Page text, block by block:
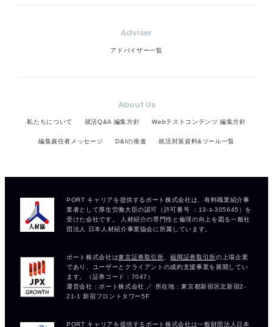
Adviser
アドバイザー一覧
About Us
私たちについて 就活Q&A 編集方針 Webテストコンテンツ 編集方針
編集責任者メッセージ D&Iの推進 就活対策資料&ツール一覧